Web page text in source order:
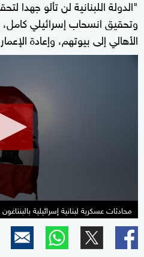
"الدولة اللبنانية لن تألو جهدا
وتحقيق انسحاب إسرائيلي
الأهالي إلى بيوتهم، وإعادة
محادثات عسكرية لبنانية إسرائيلية